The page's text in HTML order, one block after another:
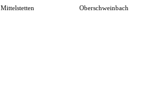
Mittelstetten Oberschweinbach